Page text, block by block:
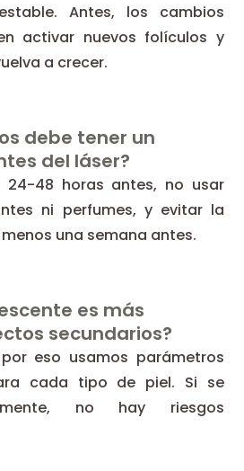
Antes, los cambios
activar nuevos folículos y
a crecer.
debe tener un
del láser?
24-48 horas antes, no usar
ni perfumes, y evitar la
una semana antes.
es más
secundarios?
eso usamos parámetros
cada tipo de piel. Si se
no hay riesgos